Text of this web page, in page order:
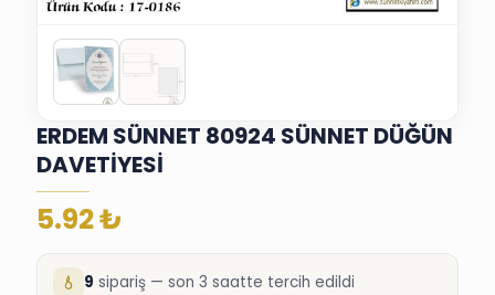
ERDEM SÜNNET 80924 SÜNNET DÜĞÜN
DAVETİYESİ
5.92₺
9 sipariş — son 3 saatte tercih edildi